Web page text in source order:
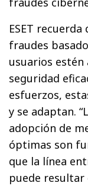
ESET
fraudes
usuarios
seguridad
esfuerzos,
y se adaptan.
adopción de
óptimas son
que la línea
puede resultar